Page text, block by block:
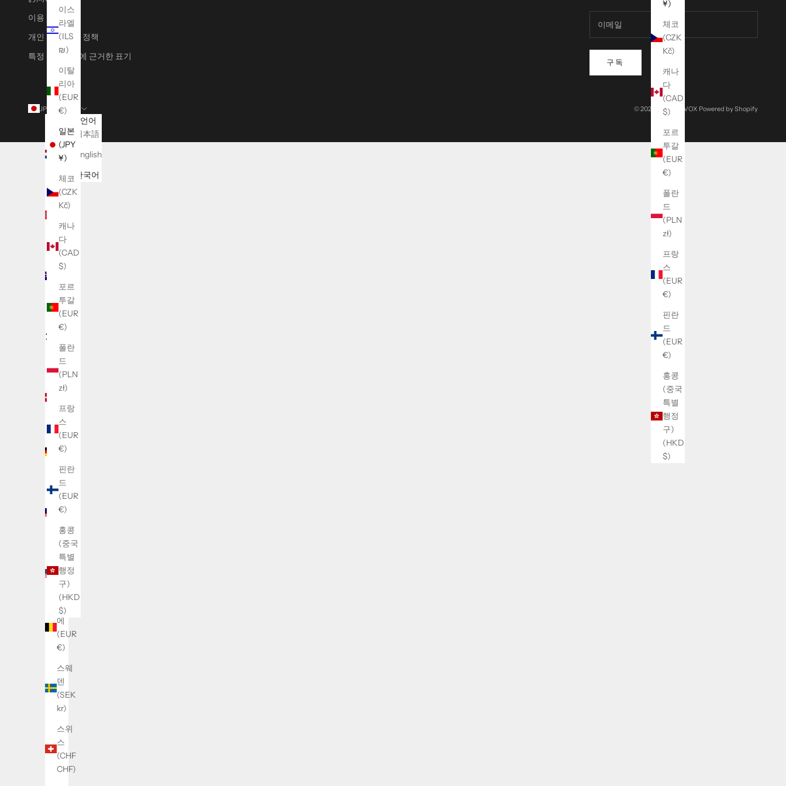
¥)
체코
(CZK
Kč)
캐나
다
(CAD
$)
포르
투갈
(EUR
€)
폴란
드
(PLN
zł)
프랑
스
(EUR
€)
핀란
드
(EUR
€)
홍콩
(중국
특별
행정
구)
(HKD
$)
이스
라엘
(ILS
₪)
이탈
리아
(EUR
€)
일본
(JPY
¥)
체코
(CZK
Kč)
캐나
다
(CAD
$)
포르
투갈
(EUR
€)
폴란
드
(PLN
zł)
프랑
스
(EUR
€)
핀란
드
(EUR
€)
홍콩
(중국
특별
행정
구)
(HKD
$)
이용 약관
개인 정보 보호 정책
특정 상거래법에 근거한 표기
구독
JPY ¥
네덜
란드
(EUR
€)
노르
웨이
(JPY
¥)
뉴질
랜드
(NZD
$)
대한
민국
(KRW
₩)
덴마
크
(DKK
kr.)
독일
(EUR
€)
말레
이시
아
(MYR
RM)
미국
(USD
$)
벨기
에
(EUR
€)
스웨
덴
(SEK
kr)
스위
스
(CHF
CHF)
한국어
언어
日本語
English
한국어
© 2026 - BRANDVOX Powered by Shopify